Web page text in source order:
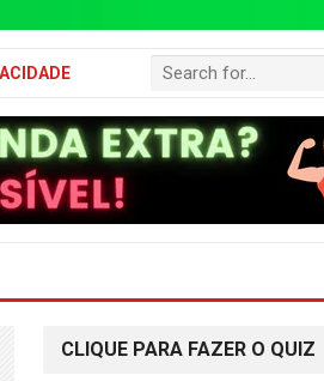
CLIQUE PARA FAZER O QUIZ